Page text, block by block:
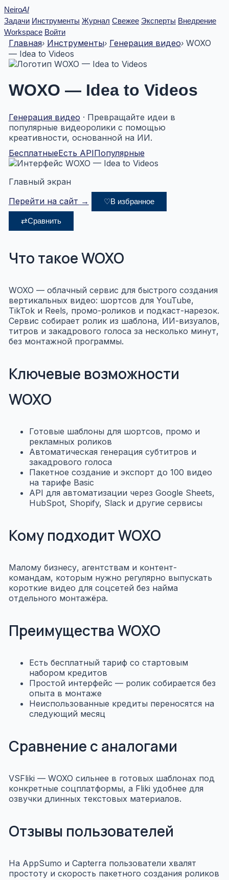
Перейти
к
содержимому
NeiroAI
Задачи Инструменты Журнал Свежее Эксперты Внедрение
Workspace Войти
Главная› Инструменты› Генерация видео› WOXO
— Idea to Videos
WOXO — Idea to Videos
Генерация видео · Превращайте идеи в
популярные видеоролики с помощью
креативности, основанной на ИИ.
БесплатныеЕсть APIПопулярные
Главный экран
Перейти на сайт →
♡В избранное
⇄Сравнить
Что такое WOXO
WOXO — облачный сервис для быстрого создания
вертикальных видео: шортсов для YouTube,
TikTok и Reels, промо-роликов и подкаст-нарезок.
Сервис собирает ролик из шаблона, ИИ-визуалов,
титров и закадрового голоса за несколько минут,
без монтажной программы.
Ключевые возможности
WOXO
Готовые шаблоны для шортсов, промо и
рекламных роликов
Автоматическая генерация субтитров и
закадрового голоса
Пакетное создание и экспорт до 100 видео
на тарифе Basic
API для автоматизации через Google Sheets,
HubSpot, Shopify, Slack и другие сервисы
Кому подходит WOXO
Малому бизнесу, агентствам и контент-
командам, которым нужно регулярно выпускать
короткие видео для соцсетей без найма
отдельного монтажёра.
Преимущества WOXO
Есть бесплатный тариф со стартовым
набором кредитов
Простой интерфейс — ролик собирается без
опыта в монтаже
Неиспользованные кредиты переносятся на
следующий месяц
Сравнение с аналогами
VSFliki — WOXO сильнее в готовых шаблонах под
конкретные соцплатформы, а Fliki удобнее для
озвучки длинных текстовых материалов.
Отзывы пользователей
На AppSumo и Capterra пользователи хвалят
простоту и скорость пакетного создания роликов